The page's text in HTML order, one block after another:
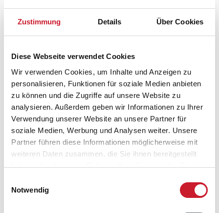
Zustimmung Details Über Cookies
Diese Webseite verwendet Cookies
Wir verwenden Cookies, um Inhalte und Anzeigen zu
personalisieren, Funktionen für soziale Medien anbieten
zu können und die Zugriffe auf unsere Website zu
analysieren. Außerdem geben wir Informationen zu Ihrer
Verwendung unserer Website an unsere Partner für
soziale Medien, Werbung und Analysen weiter. Unsere
Partner führen diese Informationen möglicherweise mit
weiteren Daten zusammen, die Sie ihnen bereitgestellt
haben oder die sie im Rahmen Ihrer Nutzung der Dienste
Notwendig
7673 Harboøre